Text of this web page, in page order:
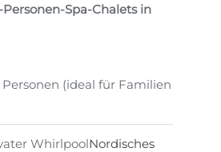
Spa-Chalets in
(ideal für Familien
WhirlpoolNordisches